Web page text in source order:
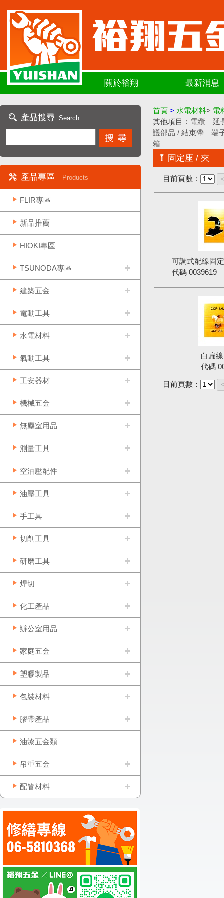
關於裕翔 最新消息
產品搜尋 Search
產品專區 Products
FLIR專區
新品推薦
HIOKI專區
TSUNODA專區
建築五金
電動工具
水電材料
氣動工具
工安器材
機械五金
無塵室用品
測量工具
空油壓配件
油壓工具
手工具
切削工具
研磨工具
焊切
化工產品
辦公室用品
家庭五金
塑膠製品
包裝材料
膠帶產品
油漆五金類
吊重五金
配管材料
首頁 > 水電材料> 電
其他項目： 電纜
延
護部品 / 結束帶
端
箱
固定座 / 夾
目前頁數：
可調式配線固
代碼 0039619
白扁
代碼
目前頁數：